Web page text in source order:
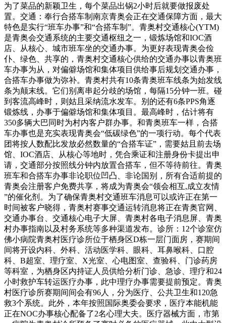
为了菜品的新颖卫生，每个菜品出锅2小时后就要做报废处
置。交通：奉行合搭车制南京青奥会正在交通保障方面，最大
特色是实行“班车办事”和“合搭车制”。青奥村交通核心(YTM)
是青奥会交通系统的主要交通枢纽之一，锻炼场馆和IOC酒
店、从核心、城市班车坐的交通办事。为更好表现青奥会俭
仆、绿色、共享的，青奥村交通核心供给的交通办事以青奥班
车办事为从，对偏僻场馆和集体项目供给事后规划交通办事，
合搭车办事做为弥补。青奥村共有10条青奥班车线条为始发线
条为颠末线。它们别离串起分歧的场馆，每隔15分钟一班。碰
到客流高峰时，则姑且采纳流水发车。别的还有6条PPS角逐
锻炼线，办事于偏僻场馆和集体项目。最高峰时，估计将有
350多辆大巴同时为村内客户群办事。和青奥班车一样，合搭
车办事也是充实表现青奥会“低碳绿色”的一项行动。每个代表
团将按人数配比发放必然数量的“合搭车证”，需要姑且前去场
馆、IOC酒店、从核心等地时，凭合乘证和注册身份卡提出申
请，交通部分按照线分钟内放置合搭车，但不等待前往。青奥
班车和合搭车办事非论职位凹凸、非论国别，所有合适前提的
青奥会注册客户免费共享，将成为青奥会“领会相互,成立友情
”的催化剂。为了确保青奥村交通班车消息可以或许正在第一
时间被客户晓得，青奥村赛事交通运转消息将正在青奥官网、
交通办事台、交通核心电子大屏、青奥村各电子消息屏、青奥
村办事指南以及村务系统等多种渠道发布。诊所：12个诊室仿
佛小病院青奥村医疗诊所位于栖身区D栋一层门面房，赛期间
间将开设内科、外科、活动医学科、眼科、耳鼻喉科、口腔
科、B超室、理疗室、X光室、心电图室、查验科、门诊药房
等科室，为栖身区内持证人员供给分析门诊、急诊、理疗和24
小时救护车转运医疗办事，此中理疗办事需要提前预定。青奥
村医疗诊所赛期间间会有96人，分为医疗、公共卫生和120急
救3个系统。此外，本年按照国际奥委会要求，医疗本能机能
正在NOC办事核心配备了2名心理大夫。医疗器械方面，市第